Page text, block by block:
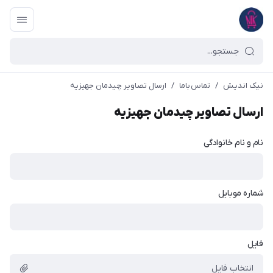
نیک اندیش / تماس با‌ما / ارسال تصاویر چیدمان جهیزیه
ارسال تصاویر چیدمان جهیزیه
نام و نام خانوادگی
شماره موبایل
فایل
انتخاب فایل